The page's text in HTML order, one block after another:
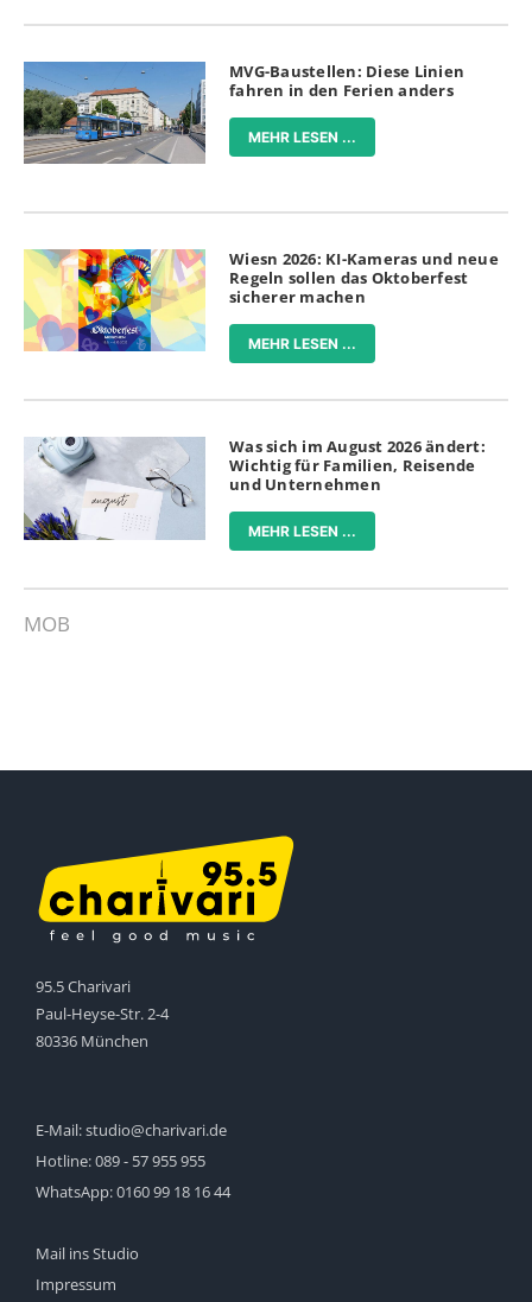
MVG-Baustellen: Diese Linien
fahren in den Ferien anders
MEHR LESEN ...
Wiesn 2026: KI-Kameras und neue
Regeln sollen das Oktoberfest
sicherer machen
MEHR LESEN ...
Was sich im August 2026 ändert:
Wichtig für Familien, Reisende
und Unternehmen
MEHR LESEN ...
MOB
95.5 Charivari
Paul-Heyse-Str. 2-4
80336 München
E-Mail:studio@charivari.de
Hotline:089 - 57 955 955
WhatsApp:0160 99 18 16 44
Mail ins Studio
Impressum